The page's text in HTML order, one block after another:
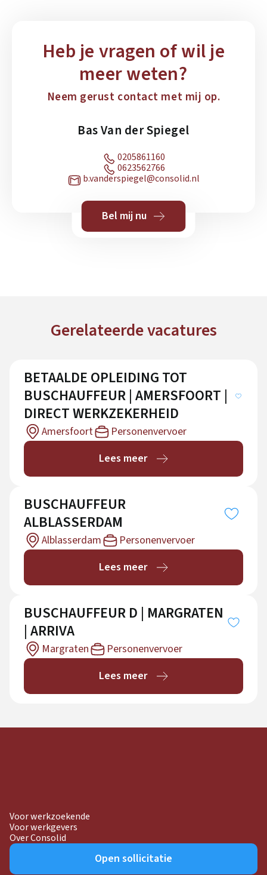
Heb je vragen of wil je
meer weten?
Neem gerust contact met mij op.
Bas Van der Spiegel
0205861160
0623562766
b.vanderspiegel@consolid.nl
Bel mij nu
Gerelateerde vacatures
BETAALDE OPLEIDING TOT
BUSCHAUFFEUR | AMERSFOORT |
DIRECT WERKZEKERHEID
Amersfoort
Personenvervoer
Lees meer
BUSCHAUFFEUR
ALBLASSERDAM
Alblasserdam
Personenvervoer
Lees meer
BUSCHAUFFEUR D | MARGRATEN
| ARRIVA
Margraten
Personenvervoer
Lees meer
Voor werkzoekende
Voor werkgevers
Over Consolid
Open sollicitatie